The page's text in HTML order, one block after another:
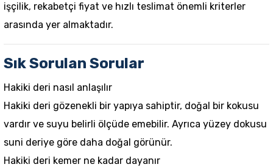
işçilik, rekabetçi fiyat ve hızlı teslimat önemli kriterler
arasında yer almaktadır.
Sık Sorulan Sorular
Hakiki deri nasıl anlaşılır
Hakiki deri gözenekli bir yapıya sahiptir, doğal bir kokusu
vardır ve suyu belirli ölçüde emebilir. Ayrıca yüzey dokusu
suni deriye göre daha doğal görünür.
Hakiki deri kemer ne kadar dayanır